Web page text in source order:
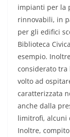
impianti per la
rinnovabili, in
per gli edifici
Biblioteca
esempio.
considerato
volto ad
caratterizzata
anche dalla
limitrofi, alcuni
Inoltre,